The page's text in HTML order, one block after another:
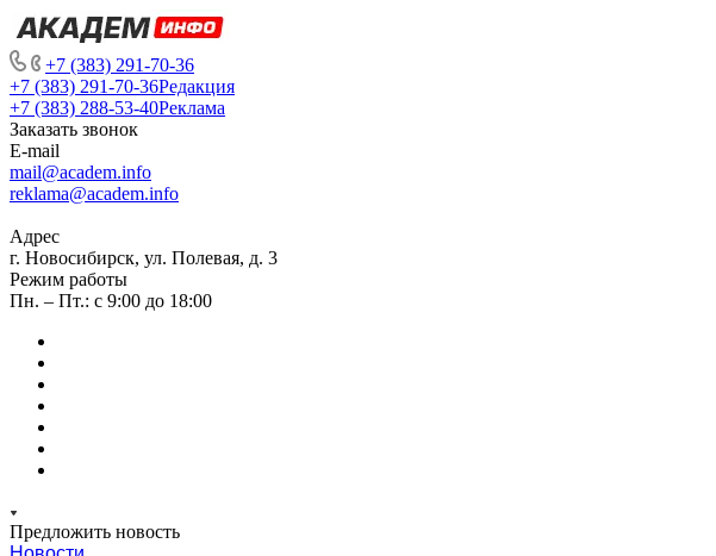
+7 (383) 291-70-36
+7 (383) 291-70-36Редакция
+7 (383) 288-53-40Реклама
Заказать звонок
E-mail
mail@academ.info
reklama@academ.info
Адрес
г. Новосибирск, ул. Полевая, д. 3
Режим работы
Пн. – Пт.: с 9:00 до 18:00
Предложить новость